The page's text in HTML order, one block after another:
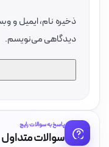
ذخیره نام، ایمیل و
دیدگاهی می‌نویسم.
پاسخ به سوالات رایج
سوالات متداول